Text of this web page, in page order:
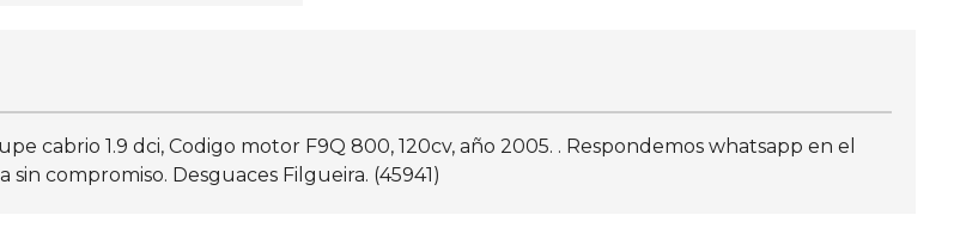
cabrio 1.9 dci, Codigo motor F9Q 800, 120cv, año 2005. . Respondemos whatsapp en el
compromiso. Desguaces Filgueira. (45941)